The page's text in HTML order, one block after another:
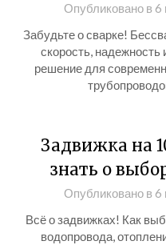
Опубликовано в 6
Забудьте о сварке!
скорость, надежность
решение для
Задвижка на
знать о
Опубликовано в 6
Всё о задвижках! Как
водопровода,